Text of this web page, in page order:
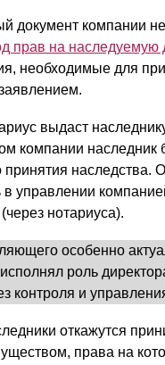
документ компании
прав на наследуемую
необходимые для
выдаст
компании наследник
принятия наследства.
в управлении
нотариуса).
особенно
роль
контроля и
откажутся
права на